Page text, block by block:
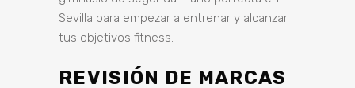
Sevilla para empezar a entrenar y alcanzar
tus objetivos fitness.
REVISIÓN DE MARCAS